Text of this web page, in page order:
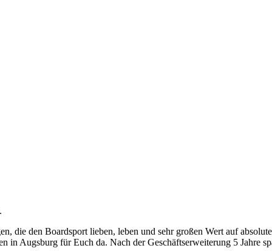
die den Boardsport lieben, leben und sehr großen Wert auf
Augsburg für Euch da. Nach der Geschäftserweiterung 5 Jahre